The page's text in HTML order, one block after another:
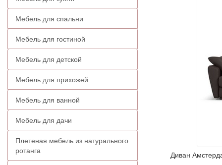
Мебель для спальни
Мебель для гостиной
Мебель для детской
Мебель для прихожей
Мебель для ванной
Мебель для дачи
Плетеная мебель из натурального
ротанга
Диван